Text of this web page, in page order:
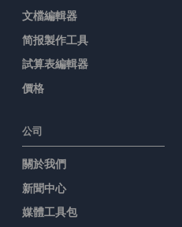
文檔編輯器
简报製作工具
試算表編輯器
價格
公司
關於我們
新聞中心
媒體工具包